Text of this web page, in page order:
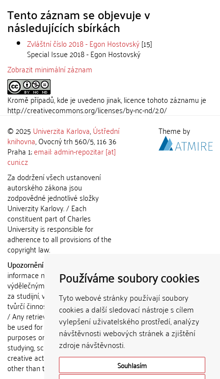
Používáme soubory cookies
Tyto webové stránky používají soubory
cookies a další sledovací nástroje s cílem
vylepšení uživatelského prostředí, analýzy
návštěvnosti webových stránek a zjištění
zdroje návštěvnosti.
Souhlasím
Tento záznam se objevuje v
následujících sbírkách
Zvláštní číslo 2018 - Egon Hostovský[15]
Special Issue 2018 - Egon Hostovský
Zobrazit minimální záznam
Kromě případů, kde je uvedeno jinak, licence tohoto záznamu je
http://creativecommons.org/licenses/by-nc-nd/2.0/
© 2025 Univerzita Karlova,Ústřední
knihovna, Ovocný trh 560/5, 116 36
Praha 1;email: admin-repozitar [at]
cuni.cz
Za dodržení všech ustanovení
autorského zákona jsou
zodpovědné jednotlivé složky
Univerzity Karlovy. / Each
constituent part of Charles
University is responsible for
adherence to all provisions of the
copyright law.
Upozornění / Notice:
informace nemohou být použity k
výdělečným účelům nebo vydávány
za studijní, vědeckou nebo jinou
tvůrčí činnost jiné osoby než autora.
/ Any retrieved information shall not
be used for any commercial
purposes or claimed as results of
studying, scientific or any other
creative activities of any person
other than the author.
Theme by